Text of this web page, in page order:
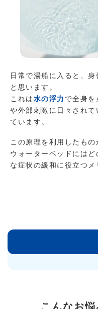
日常で湯船に入ると、
と思います。
これは水の浮力 で全身を
や外部刺激に日々されて
ています。
この原理を利用したもの
ウォーターベッドには
な症状の緩和に役立つメ
こんなお